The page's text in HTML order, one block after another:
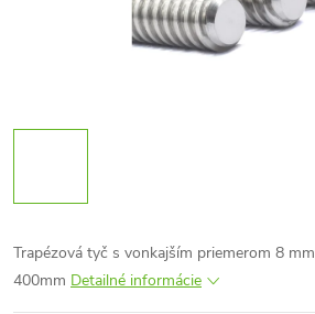
Trapézová tyč s vonkajším priemerom 8 mm
400mm Detailné informácie